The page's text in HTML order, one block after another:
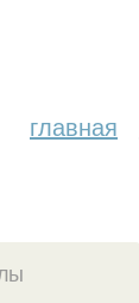
главная